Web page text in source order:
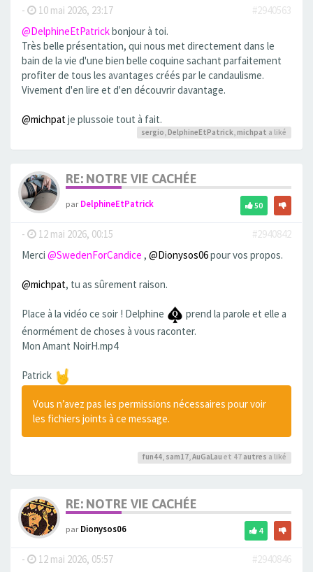
- 10 mai 2026, 23:17
#2940563
@DelphineEtPatrickbonjour à toi.
Très belle présentation, qui nous met directement dans le
bain de la vie d'une bien belle coquine sachant parfaitement
profiter de tous les avantages créés par le candaulisme.
Vivement d'en lire et d'en découvrir davantage.
@michpatje plussoie tout à fait.
sergio DelphineEtPatrick michpat a liké
RE: NOTRE VIE CACHÉE
parDelphineEtPatrick 50
- 12 mai 2026, 00:15
#2940842
Merci @SwedenForCandice , @Dionysos06pour vos propos.
@michpat, tu as sûrement raison.
Place à la vidéo ce soir ! Delphine
prend la parole et elle a
énormément de choses à vous raconter.
Mon Amant NoirH.mp4
Patrick
Vous n’avez pas les permissions nécessaires pour voir
les fichiers joints à ce message.
fun44, sam17,AuGaLau et 47 autres a liké
RE: NOTRE VIE CACHÉE
parDionysos06 4
- 12 mai 2026, 05:57
#2940846